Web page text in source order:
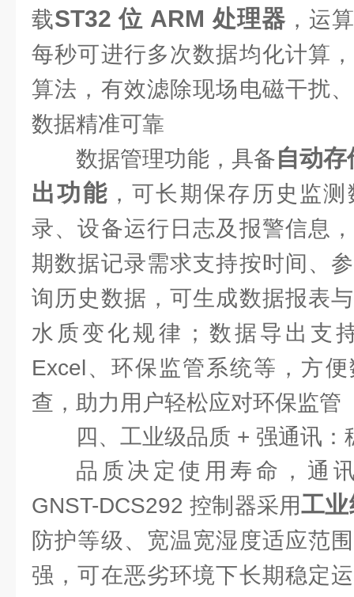
载ST32 位 ARM 处理器 ，运
每秒可进行多次数据均化计算
算法，有效滤除现场电磁干扰
数据精准可靠
数据管理功能，具备自动
出功能 ，可长期保存历史监
录、设备运行日志及报警信息
期数据记录需求支持按时间、
询历史数据，可生成数据报表
水质变化规律；数据导出支
Excel、环保监管系统等，方
查，助力用户轻松应对环保监管
四、工业级品质 + 强通讯
品质决定使用寿命，通
GNST-DCS292 控制器采用工
防护等级、宽温宽湿度适应范
强，可在恶劣环境下长期稳定